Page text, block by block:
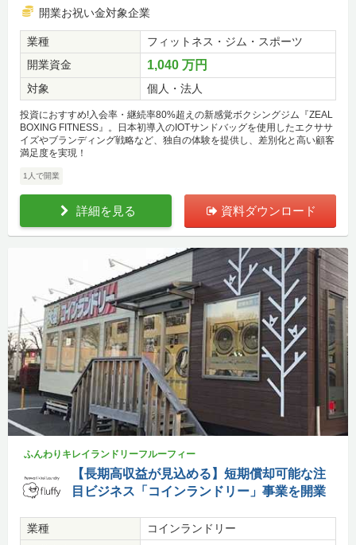
開業お祝い金対象企業
業種
フィットネス・ジム・スポーツ
開業資金
1,040 万円
対象 個人・法人
投資におすすめ!入会率・継続率80%超えの新感覚ボクシングジム『ZEAL
BOXING FITNESS』。日本初導入のIOTサンドバッグを使用したエクササ
イズやブランディング戦略など、独自の体験を提供し、差別化と高い顧客
満足度を実現！
1人で開業
詳細を見る 資料ダウンロード
ふんわりキレイランドリーフルーフィー
【長期高収益が見込める】短期償却可能な注
目ビジネス「コインランドリー」事業を開業
業種
コインランドリー